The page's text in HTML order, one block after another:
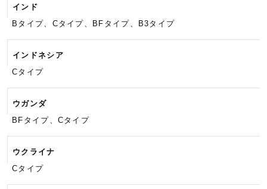
インド
Bタイプ、Cタイプ、BFタイプ、
B3タイプ
インドネシア
Cタイプ
ウガンダ
BFタイプ、Cタイプ
ウクライナ
Cタイプ